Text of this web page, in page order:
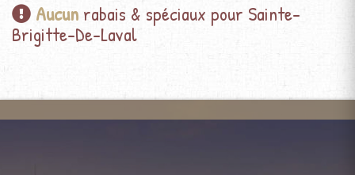
Aucun rabais & spéciaux pour Sainte-
Brigitte-De-Laval